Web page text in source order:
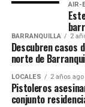
AIR-
BARRANQUILLA 2
Descubren casos
norte de
LOCALES 2 años ago
Pistoleros
conjunto